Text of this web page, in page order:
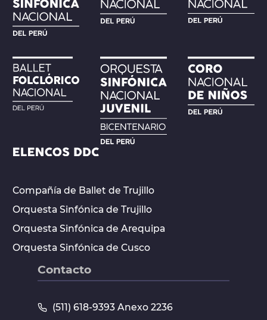
Compañía de Ballet de Trujillo
Orquesta Sinfónica de Trujillo
Orquesta Sinfónica de Arequipa
Orquesta Sinfónica de Cusco
Contacto
(511) 618-9393 Anexo 2236